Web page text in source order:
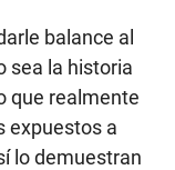
balance al
sea la historia
que realmente
expuestos a
lo demuestran